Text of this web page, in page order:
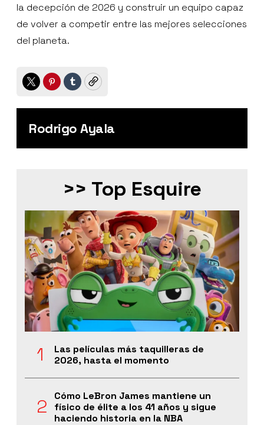
la decepción de 2026 y construir un equipo capaz
de volver a competir entre las mejores selecciones
del planeta.
TwitterPinterest
TumblrCopy
Rodrigo Ayala
>> Top Esquire
Las películas más taquilleras de
2026, hasta el momento
Cómo LeBron James mantiene un
físico de élite a los 41 años y sigue
haciendo historia en la NBA